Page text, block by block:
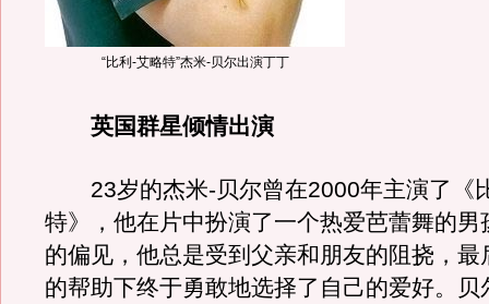
“比利-艾略特”杰米-贝尔出演丁丁
英国群星倾情出演
23岁的杰米-贝尔曾在2000年主演了《
特》，他在片中扮演了一个热爱芭蕾舞的男
的偏见，他总是受到父亲和朋友的阻挠，最
的帮助下终于勇敢地选择了自己的爱好。贝